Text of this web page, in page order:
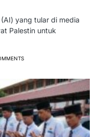
yang tular di media
Palestin untuk